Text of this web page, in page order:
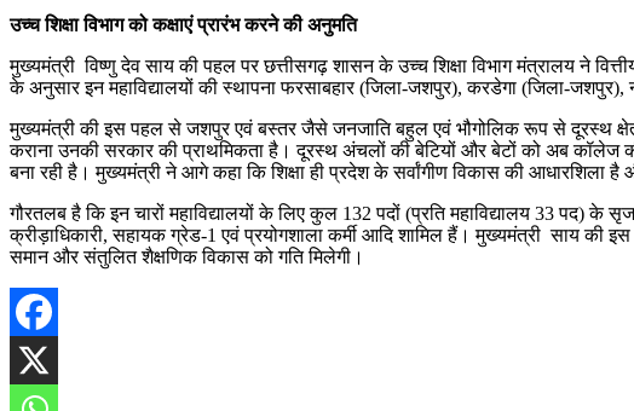
उच्च शिक्षा विभाग को कक्षाएं प्रारंभ करने की अनुमति
मुख्यमंत्री विष्णु देव साय की पहल पर छत्तीसगढ़ शासन के उच्च शिक्षा विभाग मंत्रालय ने
के अनुसार इन महाविद्यालयों की स्थापना फरसाबहार (जिला-जशपुर), करडेगा (जिला-
मुख्यमंत्री की इस पहल से जशपुर एवं बस्तर जैसे जनजाति बहुल एवं भौगोलिक रूप से दूरस्थ
कराना उनकी सरकार की प्राथमिकता है। दूरस्थ अंचलों की बेटियों और बेटों को अब कॉलेज
बना रही है। मुख्यमंत्री ने आगे कहा कि शिक्षा ही प्रदेश के सर्वांगीण विकास की
गौरतलब है कि इन चारों महाविद्यालयों के लिए कुल 132 पदों (प्रति महाविद्यालय 33 पद)
क्रीड़ाधिकारी, सहायक ग्रेड-1 एवं प्रयोगशाला कर्मी आदि शामिल हैं। मुख्यमंत्री साय की
समान और संतुलित शैक्षणिक विकास को गति मिलेगी।